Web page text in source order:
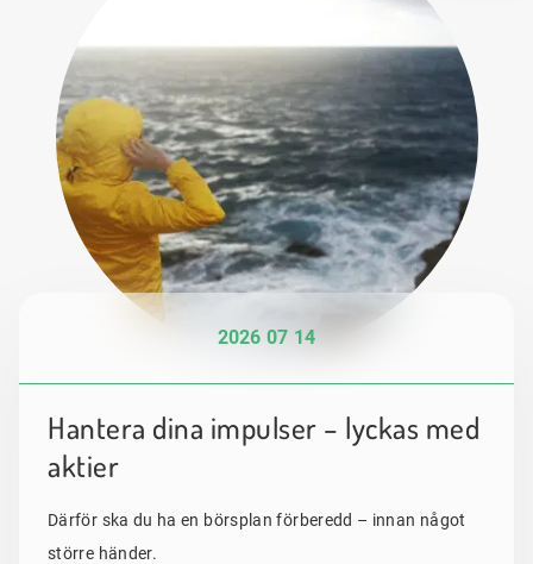
2026 07 14
Hantera dina impulser – lyckas med
aktier
Därför ska du ha en börsplan förberedd – innan något
större händer.